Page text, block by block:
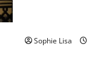
Sophie Lisa